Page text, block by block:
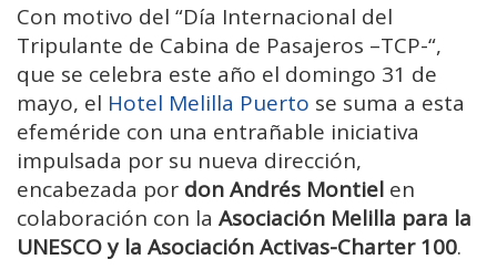
Con motivo del “Día Internacional del
Tripulante de Cabina de Pasajeros –TCP-“,
que se celebra este año el domingo 31 de
mayo, el Hotel Melilla Puerto se suma a esta
efeméride con una entrañable iniciativa
impulsada por su nueva dirección,
encabezada por don Andrés Montiel en
colaboración con la Asociación Melilla para la
UNESCO y la Asociación Activas-Charter 100.